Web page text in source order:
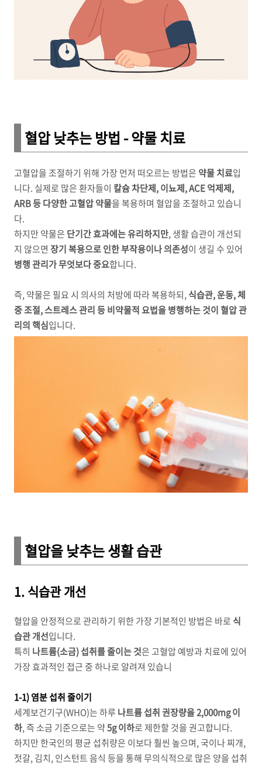
혈압 낮추는 방법 - 약물 치료
고혈압을 조절하기 위해 가장 먼저 떠오르는 방법은 약물 치료입
니다. 실제로 많은 환자들이 칼슘 차단제, 이뇨제, ACE 억제제,
ARB 등 다양한 고혈압 약물을 복용하며 혈압을 조절하고 있습니
다.
하지만 약물은 단기간 효과에는 유리하지만, 생활 습관이 개선되
지 않으면 장기 복용으로 인한 부작용이나 의존성이 생길 수 있어
병행 관리가 무엇보다 중요합니다.
즉, 약물은 필요 시 의사의 처방에 따라 복용하되, 식습관, 운동, 체
중 조절, 스트레스 관리 등 비약물적 요법을 병행하는 것이 혈압 관
리의 핵심입니다.
혈압을 낮추는 생활 습관
1. 식습관 개선
혈압을 안정적으로 관리하기 위한 가장 기본적인 방법은 바로 식
습관 개선입니다.
특히 나트륨(소금) 섭취를 줄이는 것은 고혈압 예방과 치료에 있어
가장 효과적인 접근 중 하나로 알려져 있습니
1-1) 염분 섭취 줄이기
세계보건기구(WHO)는 하루 나트륨 섭취 권장량을 2,000mg 이
하, 즉 소금 기준으로는 약5g 이하로 제한할 것을 권고합니다.
하지만 한국인의 평균 섭취량은 이보다 훨씬 높으며, 국이나 찌개,
젓갈, 김치, 인스턴트 음식 등을 통해 무의식적으로 많은 양을 섭취